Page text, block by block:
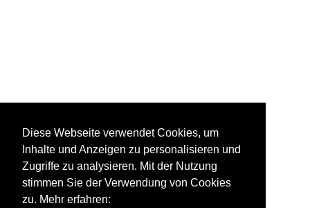
Diese Webseite verwendet Cookies, um
Inhalte und Anzeigen zu personalisieren und
Zugriffe zu analysieren. Mit der Nutzung
stimmen Sie der Verwendung von Cookies
zu. Mehr erfahren: